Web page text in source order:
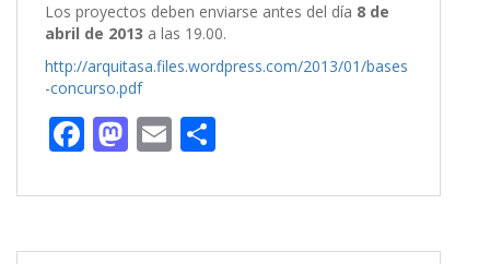
Los proyectos deben enviarse antes del día 8 de
abril de 2013 a las 19.00.
http://arquitasa.files.wordpress.com/2013/01/bases
-concurso.pdf
F
e
b
M
to
d
E
ai
l
m
p